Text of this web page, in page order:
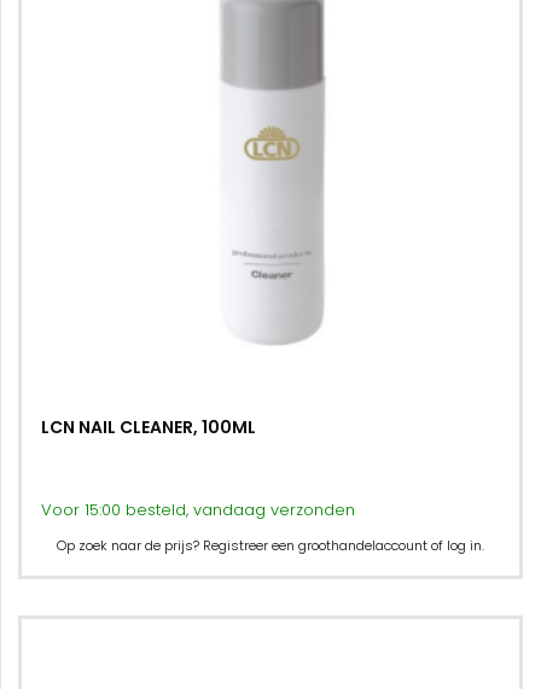
LCN NAIL CLEANER, 100ML
Voor 15:00 besteld, vandaag verzonden
Op zoek naar de prijs? Registreer een groothandelaccount of log in.